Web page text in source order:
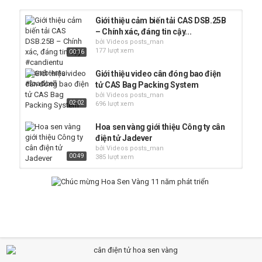
#candientu #cancongnghiep #hoasenvang
Thể loại
Hãng CAS Hàn quốc
Cảm biến tải trọng
Từ khóa
cân điện tử ,cân treo điện tử , cân sàn điện tử
00:16
Giới thiệu cảm biến tải CAS DSB.25B
– Chính xác, đáng tin cậy...
bởi Videos posts_man
177 lượt xem
02:02
Giới thiệu video cân đóng bao điện
tử CAS Bag Packing System
bởi Videos posts_man
696 lượt xem
00:49
Hoa sen vàng giới thiệu Công ty cân
điện tử Jadever
bởi Videos posts_man
385 lượt xem
Giới thiệu mẫu mới Cân phân tích AP
CAS hàn quốc phân phối bởi CTY...
bởi Videos posts_man